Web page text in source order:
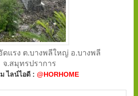
ดแรง ต.บางพลีใหญ่ อ.บางพลี
จ.สมุทรปราการ
ไลน์ไอดี :@HORHOME